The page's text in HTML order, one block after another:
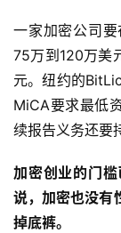
一家加密公司
75万到120万美
元。纽约的
MiCA要求最低
续报告义务还要
加密创业的门
说，加密也没有
掉底裤。